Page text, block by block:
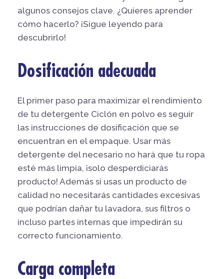
algunos consejos clave. ¿Quieres aprender
cómo hacerlo? ¡Sigue leyendo para
descubrirlo!
Dosificación adecuada
El primer paso para maximizar el rendimiento
de tu detergente Ciclón en polvo es seguir
las instrucciones de dosificación que se
encuentran en el empaque. Usar más
detergente del necesario no hará que tu ropa
esté más limpia, ¡solo desperdiciarás
producto! Además si usas un producto de
calidad no necesitarás cantidades excesivas
que podrían dañar tu lavadora, sus filtros o
incluso partes internas que impedirán su
correcto funcionamiento.
Carga completa